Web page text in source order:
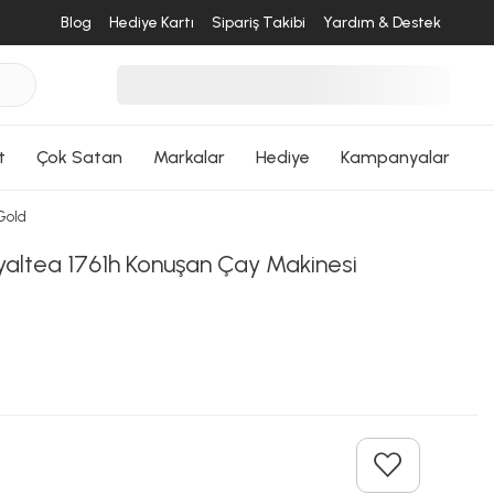
Blog Hediye Kartı Sipariş Takibi Yardım & Destek
Çok Satan Markalar Hediye Kampanyalar
1761h Konuşan Çay Makinesi